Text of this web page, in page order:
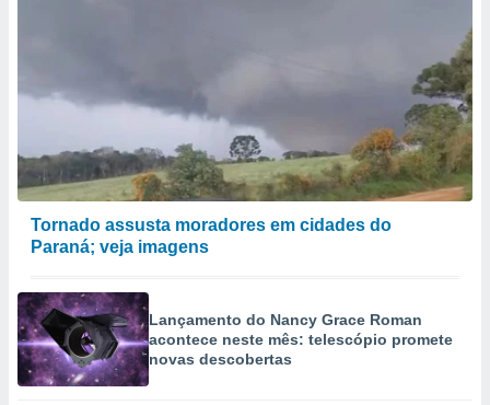
Tornado assusta moradores em cidades do
Paraná; veja imagens
Lançamento do Nancy Grace Roman
acontece neste mês: telescópio promete
novas descobertas